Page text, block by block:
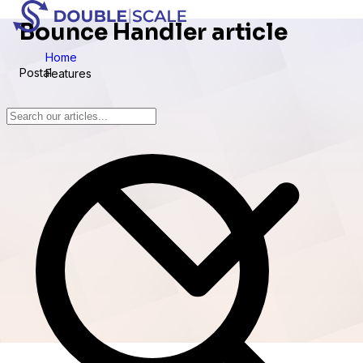
Home
Features
Bounce Handler article
Postal